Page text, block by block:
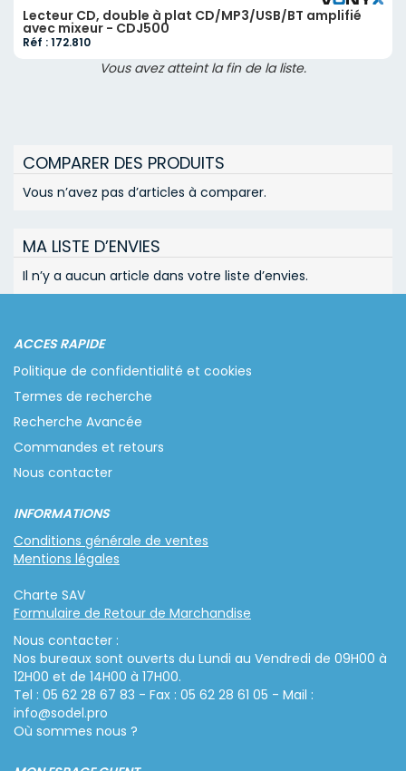
Lecteur CD, double à plat CD/MP3/USB/BT amplifié
avec mixeur - CDJ500
Réf : 172.810
Vous avez atteint la fin de la liste.
COMPARER DES PRODUITS
Vous n’avez pas d’articles à comparer.
MA LISTE D’ENVIES
Il n’y a aucun article dans votre liste d’envies.
ACCES RAPIDE
Politique de confidentialité et cookies
Termes de recherche
Recherche Avancée
Commandes et retours
Nous contacter
INFORMATIONS
Conditions générale de ventes
Mentions légales
Charte SAV
Formulaire de Retour de Marchandise
Nous contacter :
Nos bureaux sont ouverts du Lundi au Vendredi de 09H00 à
12H00 et de 14H00 à 17H00.
Tel : 05 62 28 67 83 - Fax : 05 62 28 61 05 - Mail :
info@sodel.pro
Où sommes nous ?